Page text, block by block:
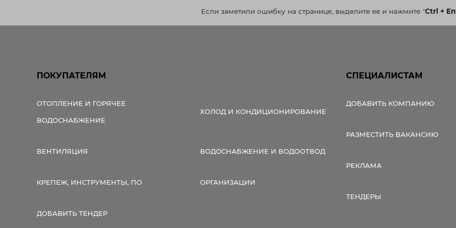
Если заметили ошибку на странице, выделите ее и нажмите"Ctrl +
ПОКУПАТЕЛЯМ
ОТОПЛЕНИЕ И ГОРЯЧЕЕ
ВОДОСНАБЖЕНИЕ
ХОЛОД И КОНДИЦИОНИРОВАНИЕ
ВЕНТИЛЯЦИЯ ВОДОСНАБЖЕНИЕ И ВОДООТВОД
КРЕПЕЖ, ИНСТРУМЕНТЫ, ПО ОРГАНИЗАЦИИ
ДОБАВИТЬ ТЕНДЕР
СПЕЦИАЛИСТАМ
ДОБАВИТЬ КОМПАНИЮ
РАЗМЕСТИТЬ ВАКАНСИЮ
РЕКЛАМА
ТЕНДЕРЫ